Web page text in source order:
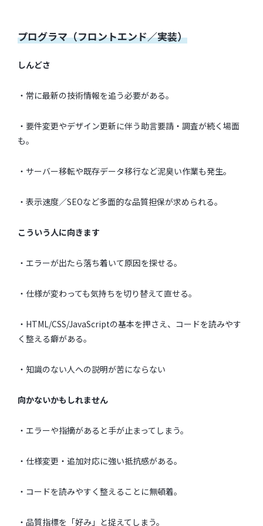
プログラマ（フロントエンド／実装）
しんどさ
・常に最新の技術情報を追う必要がある。
・要件変更やデザイン更新に伴う助言要請・調査が続く場面
も。
・サーバー移転や既存データ移行など泥臭い作業も発生。
・表示速度／SEOなど多面的な品質担保が求められる。
こういう人に向きます
・エラーが出たら落ち着いて原因を探せる。
・仕様が変わっても気持ちを切り替えて直せる。
・HTML/CSS/JavaScriptの基本を押さえ、コードを読みやす
く整える癖がある。
・知識のない人への説明が苦にならない
向かないかもしれません
・エラーや指摘があると手が止まってしまう。
・仕様変更・追加対応に強い抵抗感がある。
・コードを読みやすく整えることに無頓着。
・品質指標を「好み」と捉えてしまう。